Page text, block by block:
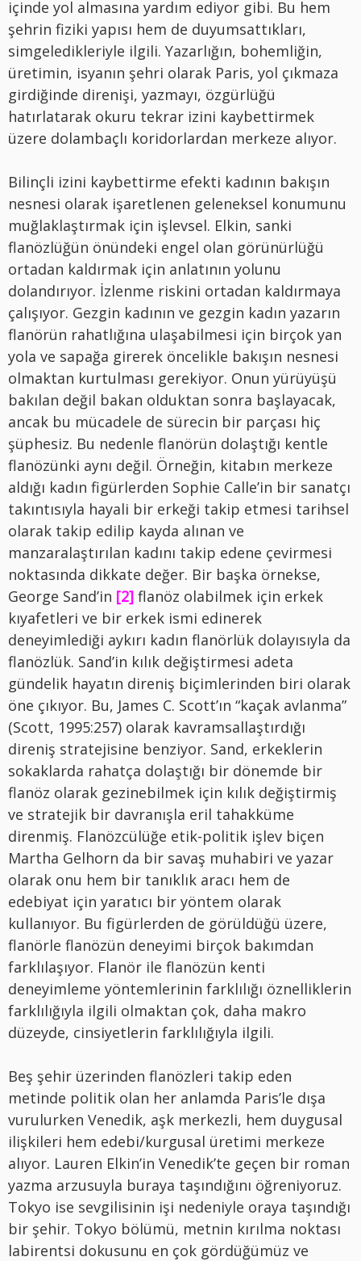
içinde yol almasına yardım ediyor gibi. Bu hem
şehrin fiziki yapısı hem de duyumsattıkları,
simgeledikleriyle ilgili. Yazarlığın, bohemliğin,
üretimin, isyanın şehri olarak Paris, yol çıkmaza
girdiğinde direnişi, yazmayı, özgürlüğü
hatırlatarak okuru tekrar izini kaybettirmek
üzere dolambaçlı koridorlardan merkeze alıyor.
Bilinçli izini kaybettirme efekti kadının bakışın
nesnesi olarak işaretlenen geleneksel konumunu
muğlaklaştırmak için işlevsel. Elkin, sanki
flanözlüğün önündeki engel olan görünürlüğü
ortadan kaldırmak için anlatının yolunu
dolandırıyor. İzlenme riskini ortadan kaldırmaya
çalışıyor. Gezgin kadının ve gezgin kadın yazarın
flanörün rahatlığına ulaşabilmesi için birçok yan
yola ve sapağa girerek öncelikle bakışın nesnesi
olmaktan kurtulması gerekiyor. Onun yürüyüşü
bakılan değil bakan olduktan sonra başlayacak,
ancak bu mücadele de sürecin bir parçası hiç
şüphesiz. Bu nedenle flanörün dolaştığı kentle
flanözünki aynı değil. Örneğin, kitabın merkeze
aldığı kadın figürlerden Sophie Calle’in bir sanatçı
takıntısıyla hayali bir erkeği takip etmesi tarihsel
olarak takip edilip kayda alınan ve
manzaralaştırılan kadını takip edene çevirmesi
noktasında dikkate değer. Bir başka örnekse,
George Sand’in [2] flanöz olabilmek için erkek
kıyafetleri ve bir erkek ismi edinerek
deneyimlediği aykırı kadın flanörlük dolayısıyla da
flanözlük. Sand’in kılık değiştirmesi adeta
gündelik hayatın direniş biçimlerinden biri olarak
öne çıkıyor. Bu, James C. Scott’ın “kaçak avlanma”
(Scott, 1995:257) olarak kavramsallaştırdığı
direniş stratejisine benziyor. Sand, erkeklerin
sokaklarda rahatça dolaştığı bir dönemde bir
flanöz olarak gezinebilmek için kılık değiştirmiş
ve stratejik bir davranışla eril tahakküme
direnmiş. Flanözcülüğe etik-politik işlev biçen
Martha Gelhorn da bir savaş muhabiri ve yazar
olarak onu hem bir tanıklık aracı hem de
edebiyat için yaratıcı bir yöntem olarak
kullanıyor. Bu figürlerden de görüldüğü üzere,
flanörle flanözün deneyimi birçok bakımdan
farklılaşıyor. Flanör ile flanözün kenti
deneyimleme yöntemlerinin farklılığı öznelliklerin
farklılığıyla ilgili olmaktan çok, daha makro
düzeyde, cinsiyetlerin farklılığıyla ilgili.
Beş şehir üzerinden flanözleri takip eden
metinde politik olan her anlamda Paris’le dışa
vurulurken Venedik, aşk merkezli, hem duygusal
ilişkileri hem edebi/kurgusal üretimi merkeze
alıyor. Lauren Elkin’in Venedik’te geçen bir roman
yazma arzusuyla buraya taşındığını öğreniyoruz.
Tokyo ise sevgilisinin işi nedeniyle oraya taşındığı
bir şehir. Tokyo bölümü, metnin kırılma noktası
labirentsi dokusunu en çok gördüğümüz ve